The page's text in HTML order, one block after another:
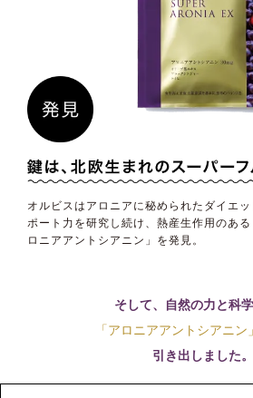
オルビスはアロニアに秘められたダイエ
ポート力を研究し続け、熱産生作用のある
ロニアアントシアニン」を発見。
そして、自然の力と科
「アロニアアントシアニン」
引き出しました。